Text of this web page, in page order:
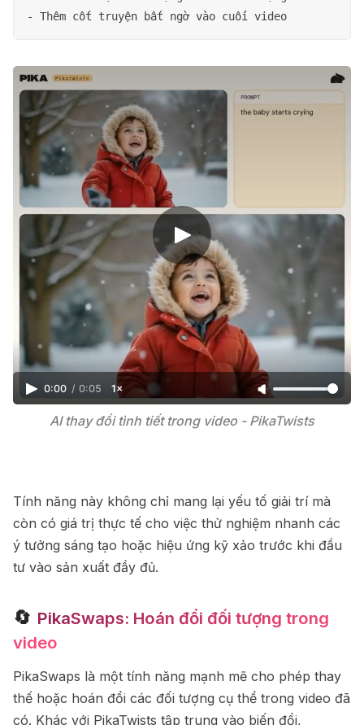
0:00 / 0:05 1×
AI thay đổi tình tiết trong video - PikaTwists
Tính năng này không chỉ mang lại yếu tố giải trí mà
còn có giá trị thực tế cho việc thử nghiệm nhanh các
ý tưởng sáng tạo hoặc hiệu ứng kỹ xảo trước khi đầu
tư vào sản xuất đầy đủ.
🔄 PikaSwaps: Hoán đổi đối tượng trong
video
PikaSwaps là một tính năng mạnh mẽ cho phép thay
thế hoặc hoán đổi các đối tượng cụ thể trong video đã
có. Khác với PikaTwists tập trung vào biến đổi,